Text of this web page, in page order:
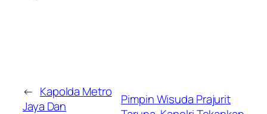
← Kapolda Metro
Jaya Dan
Pimpin Wisuda Prajurit